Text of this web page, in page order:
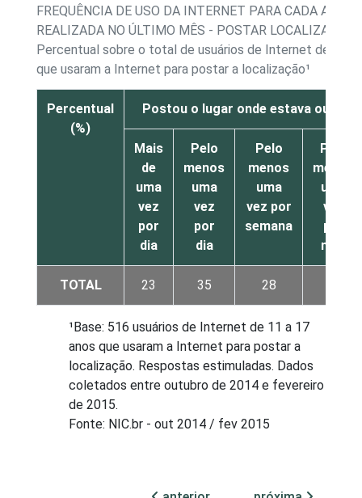
FREQUÊNCIA DE USO DA INTERNET PARA CADA
REALIZADA NO ÚLTIMO MÊS - POSTAR LOCALIZAÇÃO
Percentual sobre o total de usuários de Internet de 11 a
que usaram a Internet para postar a localização¹
Percentual
(%)
Postou o lugar onde estava ou fez
Mais
de
uma
vez
por
dia
Pelo
menos
uma
vez
por
dia
Pelo
menos
uma
vez por
semana
Pelo
menos
uma
vez
por
mês
TOTAL 23 35 28
¹Base: 516 usuários de Internet de 11 a 17
anos que usaram a Internet para postar a
localização. Respostas estimuladas. Dados
coletados entre outubro de 2014 e fevereiro
de 2015.
Fonte: NIC.br - out 2014 / fev 2015